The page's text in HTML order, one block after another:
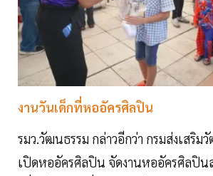
งานวันเด็กที่หออัครศิลปิน
รมว.วัฒนธรรม กล่าวอีกว่า กรมส่งเสริม
เปิดหออัครศิลปิน จัดงานหออัครศิลปิน